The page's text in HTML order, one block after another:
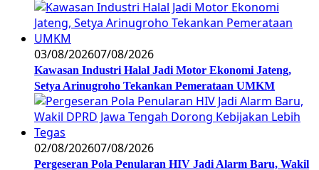
03/08/202607/08/2026
Kawasan Industri Halal Jadi Motor Ekonomi Jateng,
Setya Arinugroho Tekankan Pemerataan UMKM
02/08/202607/08/2026
Pergeseran Pola Penularan HIV Jadi Alarm Baru, Wakil